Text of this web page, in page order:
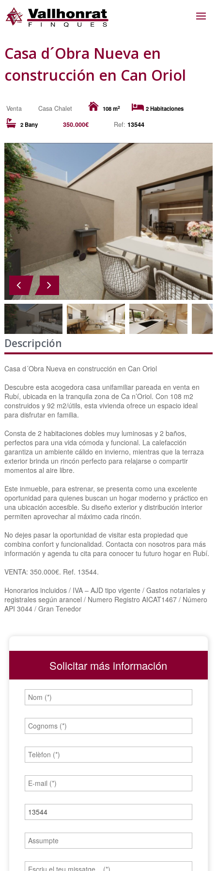
Casa d´Obra Nueva en
construcción en Can Oriol
Venta Casa Chalet 108 m2 2 Habitaciones
2 Bany 350.000€ Ref: 13544
Descripción
Casa d´Obra Nueva en construcción en Can Oriol
Descubre esta acogedora casa unifamiliar pareada en venta en
Rubí, ubicada en la tranquila zona de Ca n’Oriol. Con 108 m2
construidos y 92 m2/útils, esta vivienda ofrece un espacio ideal
para disfrutar en familia.
Consta de 2 habitaciones dobles muy luminosas y 2 baños,
perfectos para una vida cómoda y funcional. La calefacción
garantiza un ambiente cálido en invierno, mientras que la terraza
exterior brinda un rincón perfecto para relajarse o compartir
momentos al aire libre.
Este inmueble, para estrenar, se presenta como una excelente
oportunidad para quienes buscan un hogar moderno y práctico en
una ubicación accesible. Su diseño exterior y distribución interior
permiten aprovechar al máximo cada rincón.
No dejes pasar la oportunidad de visitar esta propiedad que
combina confort y funcionalidad. Contacta con nosotros para más
información y agenda tu cita para conocer tu futuro hogar en Rubí.
VENTA: 350.000€. Ref. 13544.
Honorarios incluidos / IVA – AJD tipo vigente / Gastos notariales y
registrales según arancel / Numero Registro AICAT1467 / Número
API 3044 / Gran Tenedor
Solicitar más información